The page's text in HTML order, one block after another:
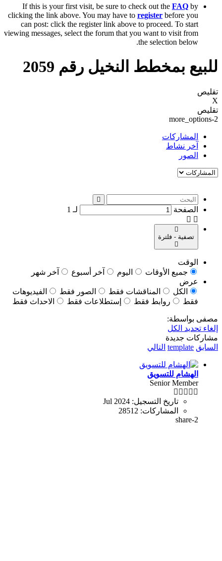
If this is your first visit, be sure to check out the FAQ by
clicking the link above. You may have to register before you
can post: click the register link above to proceed. To start
viewing messages, select the forum that you want to visit from
the selection below.
للبيع بمخطط النخيل رقم 2059
تقليص
X
تقليص
more_options-2
المشاركات
آخر نشاط
الصور
الصفحة لـ 1
تصفية - فلترة
الوقت
جميع الأوقات
اليوم آخر أسبوع
آخر شهر
عرض
الكل
المناقشات فقط الصور فقط
الفيديوهات
فقط
روابط فقط إستطلاعات فقط الاحداث فقط
مصفى بواسطة:
إلغاء تحديد الكل
مشاركات جديدة
السابق template التالي
الهشام للتسويق
Senior Member
تاريخ التسجيل: Jul 2024
المشاركات: 28512
share-2